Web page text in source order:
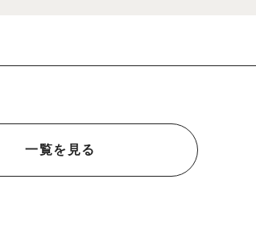
一覧を見る